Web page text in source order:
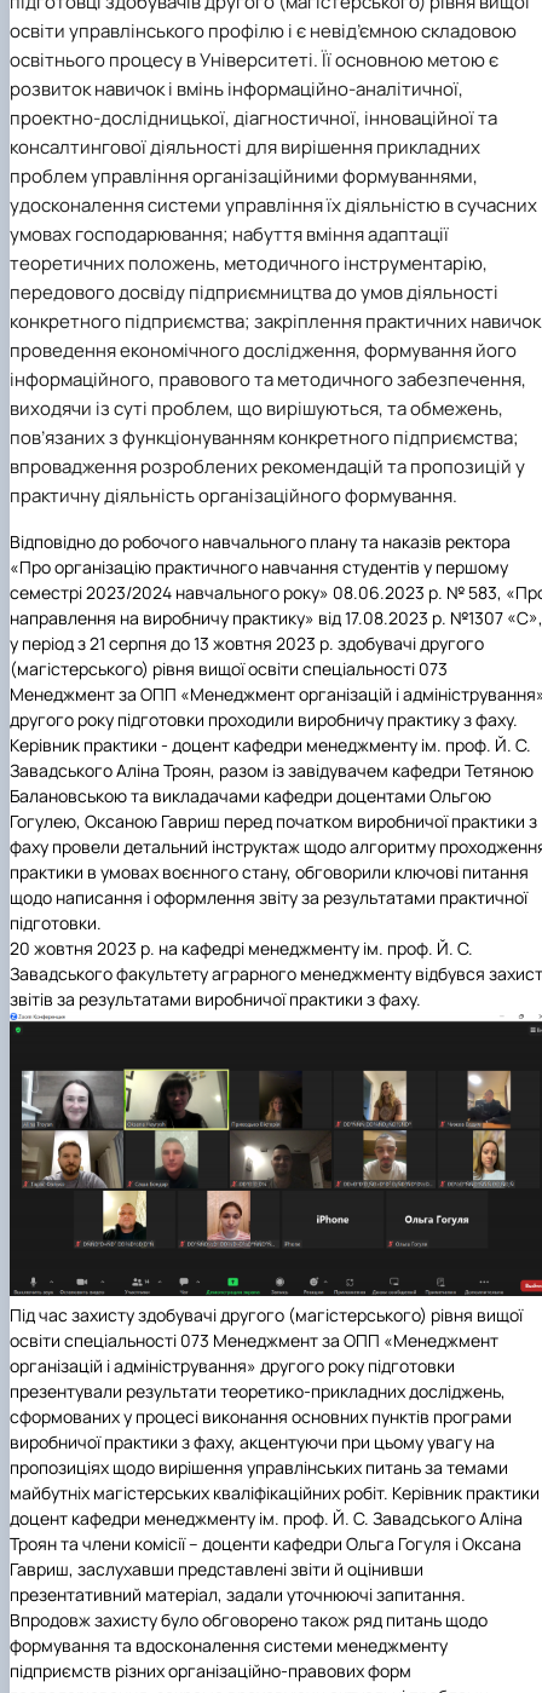
освіти управлінського профілю і є невід’ємною складовою
освітнього процесу в Університеті. Її основною метою є
розвиток навичок і вмінь інформаційно-аналітичної,
проектно-дослідницької, діагностичної, інноваційної та
консалтингової діяльності для вирішення прикладних
проблем управління організаційними формуваннями,
удосконалення системи управління їх діяльністю в сучасних
умовах господарювання; набуття вміння адаптації
теоретичних положень, методичного інструментарію,
передового досвіду підприємництва до умов діяльності
конкретного підприємства; закріплення практичних навичок
проведення економічного дослідження, формування його
інформаційного, правового та методичного забезпечення,
виходячи із суті проблем, що вирішуються, та обмежень,
пов’язаних з функціонуванням конкретного підприємства;
впровадження розроблених рекомендацій та пропозицій у
практичну діяльність організаційного формування.
Відповідно до робочого навчального плану та наказів ректора
«Про організацію практичного навчання студентів у першому
семестрі 2023/2024 навчального року» 08.06.2023 р. № 583,
направлення на виробничу практику» від 17.08.2023 р. №1307 «С»,
у період з 21 серпня до 13 жовтня 2023 р. здобувачі другого
(магістерського) рівня вищої освіти спеціальності 073
Менеджмент за ОПП «Менеджмент організацій і
другого року підготовки проходили виробничу практику з фаху.
Керівник практики ‑ доцент кафедри менеджменту ім. проф. Й. С.
ЗавадськогоАліна Троян, разом із завідувачем кафедри Тетяною
Балановськоюта викладачами кафедри доцентами Ольгою
Гогулею, Оксаною Гавриш перед початком виробничої практики з
фаху провели детальний інструктаж щодо алгоритму
практики в умовах воєнного стану, обговорили ключові питання
щодо написання і оформлення звіту за результатами практичної
підготовки.
20 жовтня 2023 р. на кафедрі менеджменту ім. проф. Й. С.
Завадського факультету аграрного менеджменту відбувся захист
звітів за результатами виробничої практики з фаху.
Під час захисту здобувачі другого (магістерського) рівня вищої
освіти спеціальності 073 Менеджмент за ОПП «Менеджмент
організацій і адміністрування» другого року підготовки
презентували результати теоретико-прикладних досліджень,
сформованих у процесі виконання основних пунктів програми
виробничої практики з фаху, акцентуючи при цьому увагу на
пропозиціях щодо вирішення управлінських питань за темами
майбутніх магістерських кваліфікаційних робіт. Керівник практики
доцент кафедри менеджменту ім. проф. Й. С. ЗавадськогоАліна
Троянта члени комісії – доценти кафедри Ольга Гогуля іОксана
Гавриш, заслухавши представлені звіти й оцінивши
презентативний матеріал, задали уточнюючі запитання.
Впродовж захисту було обговорено також ряд питань щодо
формування та вдосконалення системи менеджменту
підприємств різних організаційно-правових форм